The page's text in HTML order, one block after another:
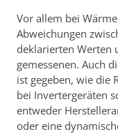
Vor allem bei
Abweichungen
deklarierten Werten
gemessenen. Auch
ist gegeben, wie die
bei Invertergeräten
entweder
oder eine